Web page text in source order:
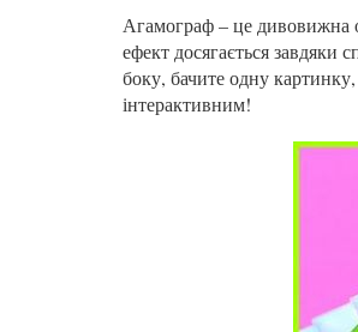
Агамограф – це дивовижна
ефект досягається завдяки
боку, бачите одну
інтерактивним!